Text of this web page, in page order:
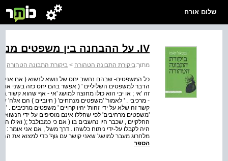
שלום אורח
IV. על ההבחנה בין משפטים מנתחים למרכיבים
מתוך:ביקורת התבונה הטהורה > ביקורת התבונה הטהורה
כל המשפטים- שבהם נחשב יחס של נושא לנשוא ( אם אני
הדבר למשפטים השליליים ' ( אפשר בהם יחס כזה בשני
זה 'אי ; או יבי הוא כולו מחוצה למושג 'אי - אף שהוא
- מרכיבי . ' לאמור' 'משפטים מנתחים' ( חיוביים ) הם אלה'
קשר זה שלא על ידי זהות' יהיו קרויים ' משפטים מרכיבים
'משפטים מרחיבים' לפי שהללו אינם מוסיפים על ידי הנשוא
החלקיים , שכבר היו נחשבים בו ( אם כי כמבולבל ;( ואילו
היה לקבלו על-ידי ניתוח כלשהו . דרך משל , אם אני אומר :
מלחרוג מעבר למושג' שאני קושר עם גוף' כדי למצוא את
הספר